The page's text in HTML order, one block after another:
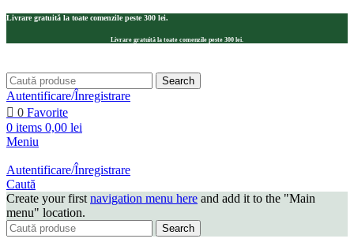
Livrare gratuită la toate comenzile peste 300 lei.
Livrare gratuită la toate comenzile peste 300 lei.
Search
Autentificare/Înregistrare
0 Favorite
0 items 0,00 lei
Meniu
Autentificare/Înregistrare
Caută
Create your first navigation menu here and add it to the "Main
menu" location.
Search